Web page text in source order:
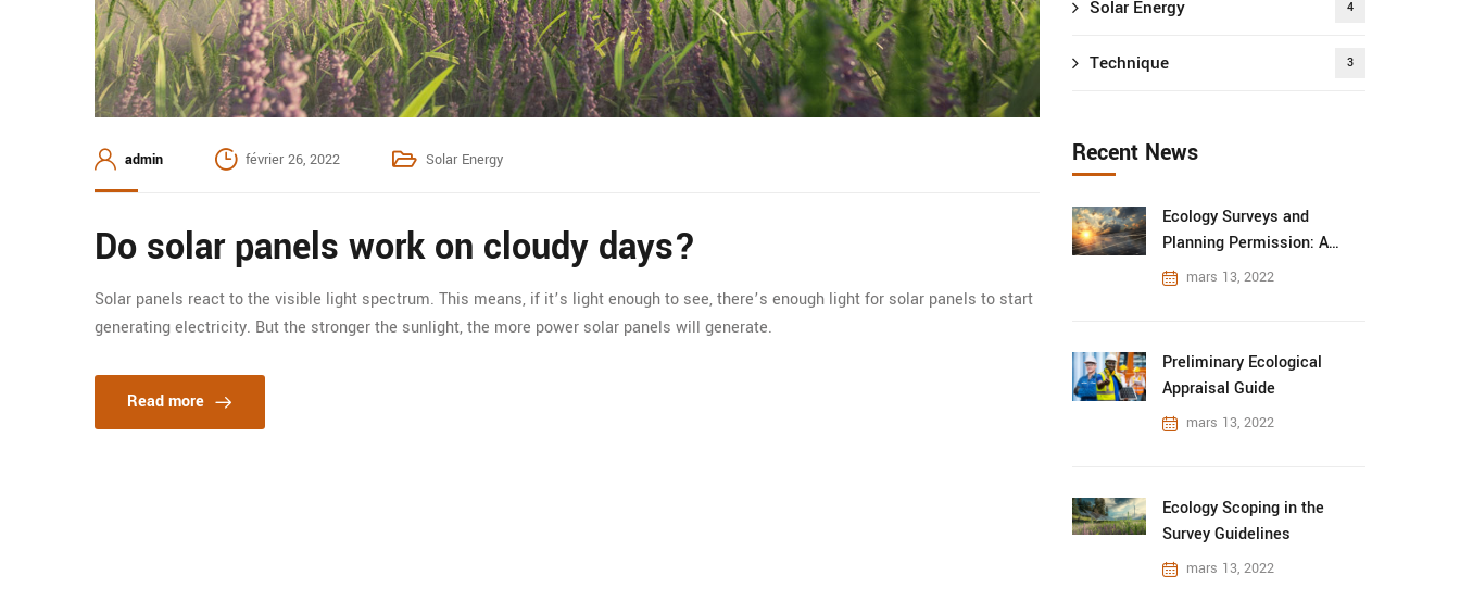
admin février 26, 2022 Solar Energy
Do solar panels work on cloudy days?
Solar panels react to the visible light spectrum. This means, if it’s light enough to see, there’s enough light for solar panels to start
generating electricity. But the stronger the sunlight, the more power solar panels will generate.
Read more
Solar Energy 4
Technique 3
Recent News
Ecology Surveys and
Planning Permission: A
Guidemars 13, 2022
Preliminary Ecological
Appraisal Guide
mars 13, 2022
Ecology Scoping in the
Survey Guidelines
mars 13, 2022